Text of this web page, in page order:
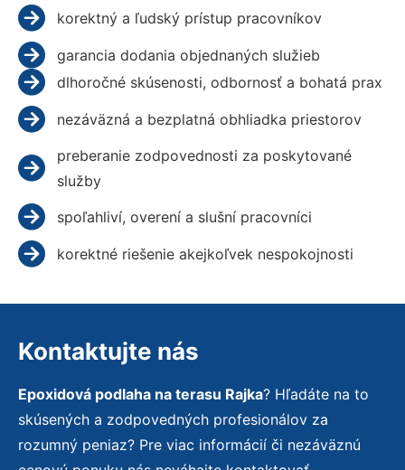
korektný a ľudský prístup pracovníkov
garancia dodania objednaných služieb
dlhoročné skúsenosti, odbornosť a bohatá prax
nezáväzná a bezplatná obhliadka priestorov
preberanie zodpovednosti za poskytované
služby
spoľahliví, overení a slušní pracovníci
korektné riešenie akejkoľvek nespokojnosti
Kontaktujte nás
Epoxidová podlaha na terasu Rajka? Hľadáte na to
skúsených a zodpovedných profesionálov za
rozumný peniaz? Pre viac informácií či nezáväznú